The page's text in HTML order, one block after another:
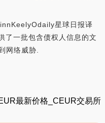
星球日报译
了一批包含债权人信息的文
网络威胁.
最新价格_CEUR交易所